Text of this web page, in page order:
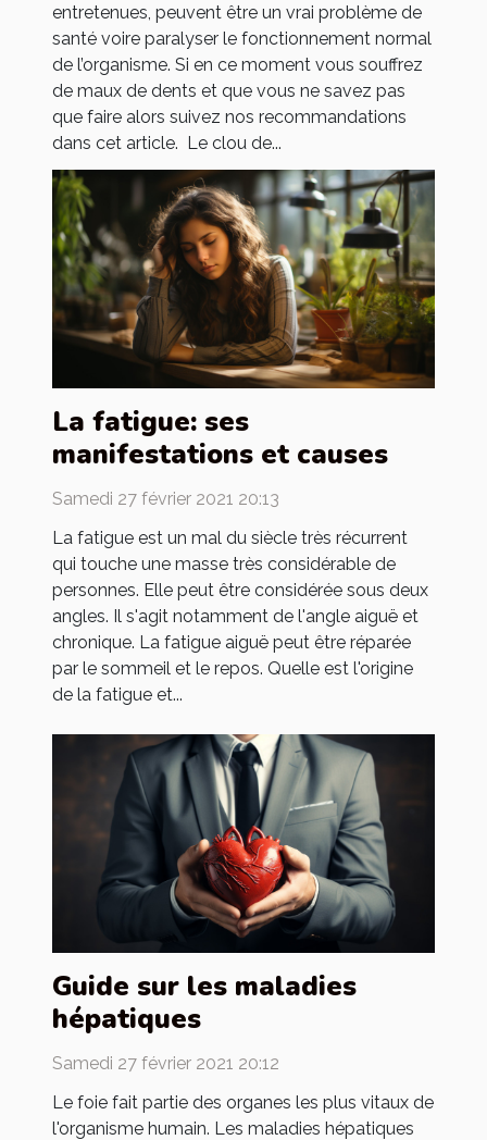
entretenues, peuvent être un vrai problème de
santé voire paralyser le fonctionnement normal
de l’organisme. Si en ce moment vous souffrez
de maux de dents et que vous ne savez pas
que faire alors suivez nos recommandations
dans cet article. Le clou de...
La fatigue: ses
manifestations et causes
Samedi 27 février 2021 20:13
La fatigue est un mal du siècle très récurrent
qui touche une masse très considérable de
personnes. Elle peut être considérée sous deux
angles. Il s'agit notamment de l'angle aiguë et
chronique. La fatigue aiguë peut être réparée
par le sommeil et le repos. Quelle est l'origine
de la fatigue et...
Guide sur les maladies
hépatiques
Samedi 27 février 2021 20:12
Le foie fait partie des organes les plus vitaux de
l'organisme humain. Les maladies hépatiques